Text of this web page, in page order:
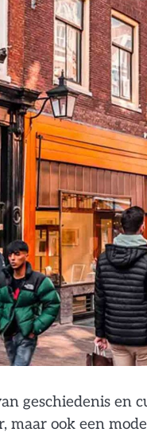
geschiedenis en
maar ook een